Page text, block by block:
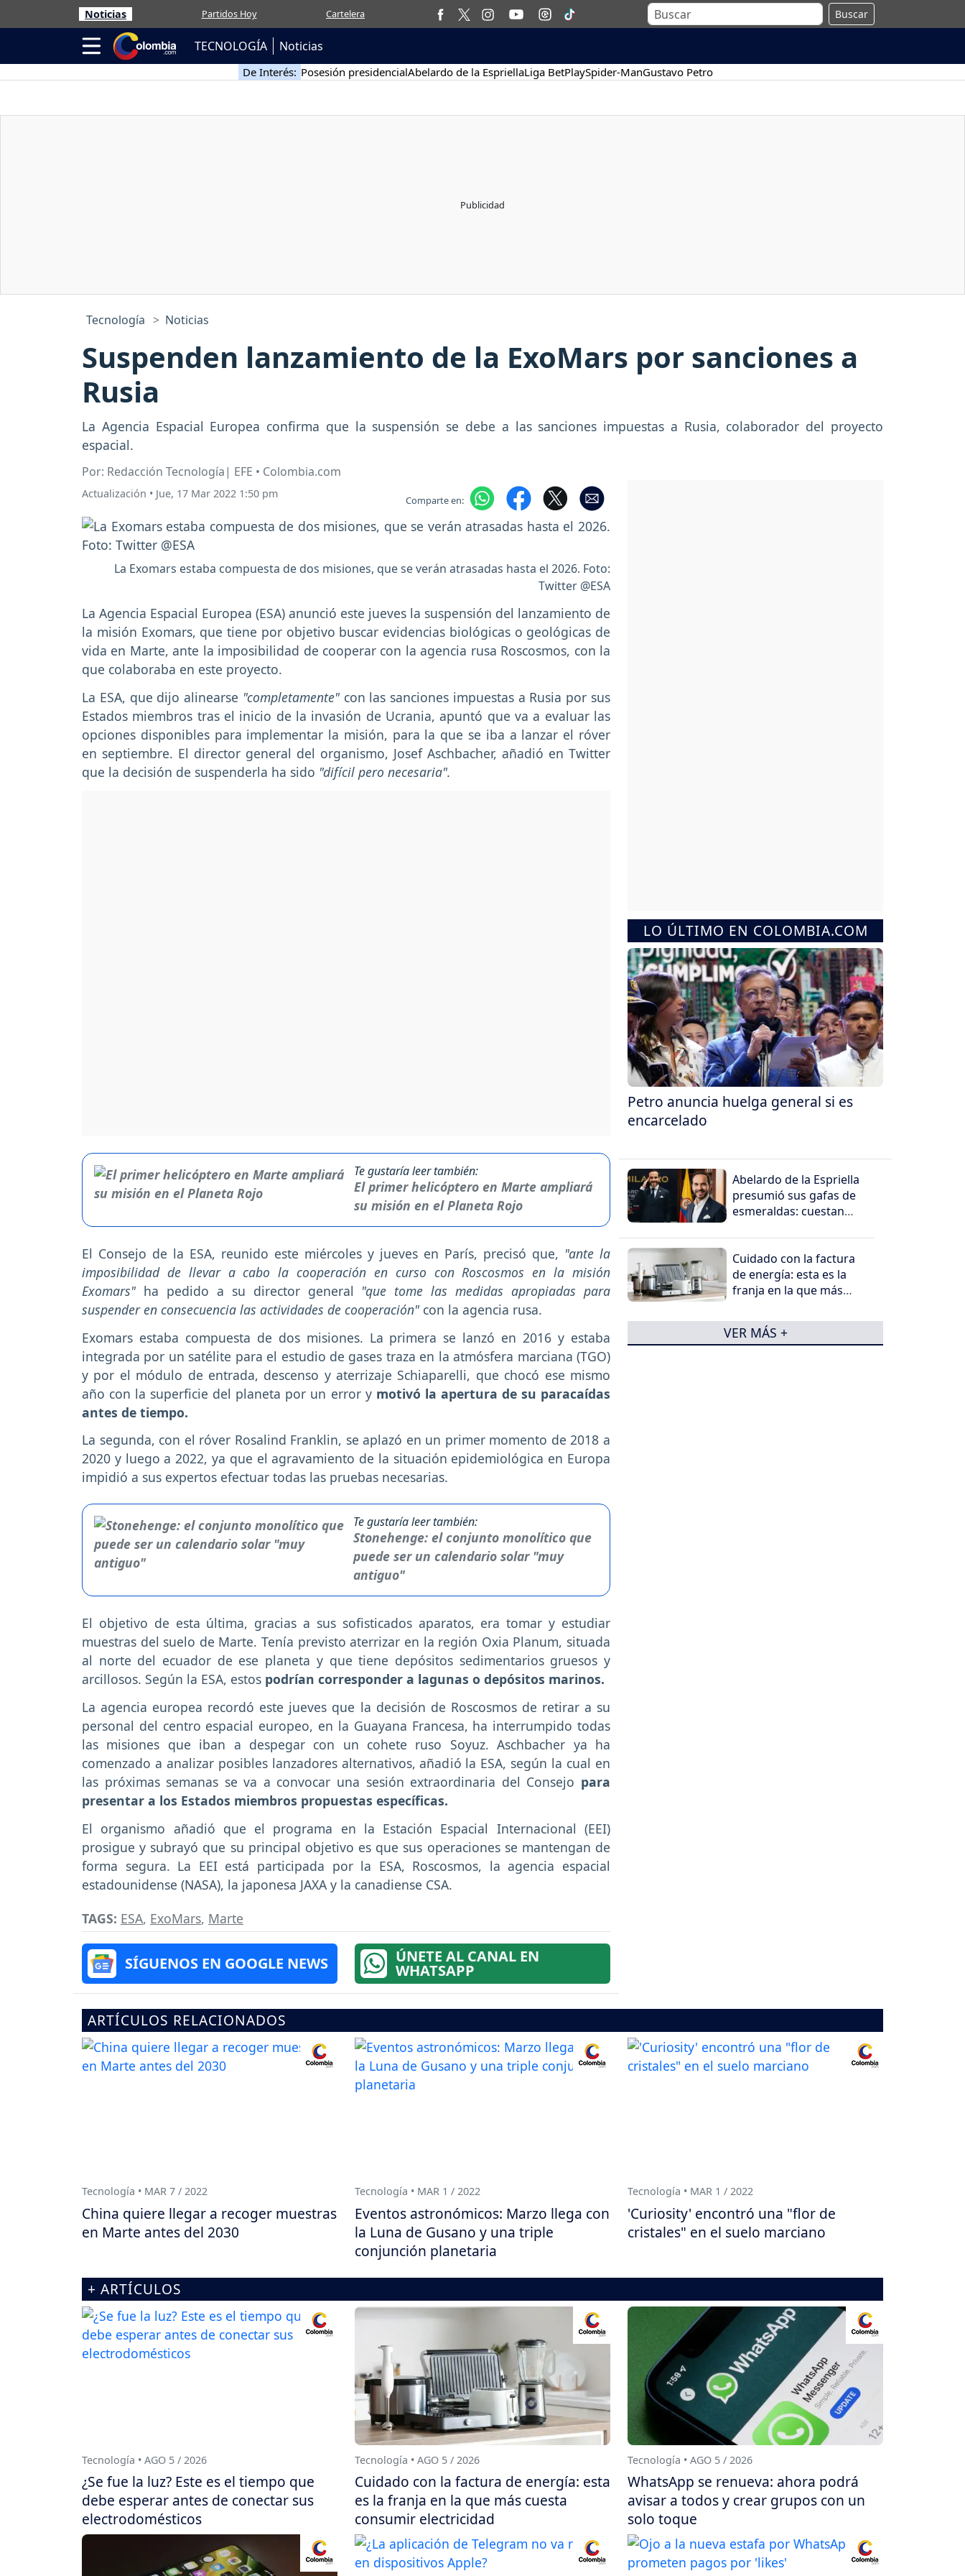
Noticias Partidos Hoy Cartelera Buscar
TECNOLOGÍA Noticias
De Interés: Posesión presidencialAbelardo de la EspriellaLiga BetPlaySpider-ManGustavo Petro
Tecnología Noticias
Suspenden lanzamiento de la ExoMars por sanciones a
Rusia
La Agencia Espacial Europea confirma que la suspensión se debe a las sanciones impuestas a Rusia, colaborador del proyecto
espacial.
Por: Redacción Tecnología| EFE • Colombia.com
Actualización • Jue, 17 Mar 2022 1:50 pm Comparte en:
La Exomars estaba compuesta de dos misiones, que se verán atrasadas hasta el 2026. Foto:
Twitter @ESA
La Agencia Espacial Europea (ESA) anunció este jueves la suspensión del lanzamiento de
la misión Exomars, que tiene por objetivo buscar evidencias biológicas o geológicas de
vida en Marte, ante la imposibilidad de cooperar con la agencia rusa Roscosmos, con la
que colaboraba en este proyecto.
La ESA, que dijo alinearse "completamente" con las sanciones impuestas a Rusia por sus
Estados miembros tras el inicio de la invasión de Ucrania, apuntó que va a evaluar las
opciones disponibles para implementar la misión, para la que se iba a lanzar el róver
en septiembre. El director general del organismo, Josef Aschbacher, añadió en Twitter
que la decisión de suspenderla ha sido "difícil pero necesaria".
Te gustaría leer también:
El primer helicóptero en Marte ampliará
su misión en el Planeta Rojo
El Consejo de la ESA, reunido este miércoles y jueves en París, precisó que, "ante la
imposibilidad de llevar a cabo la cooperación en curso con Roscosmos en la misión
Exomars" ha pedido a su director general "que tome las medidas apropiadas para
suspender en consecuencia las actividades de cooperación" con la agencia rusa.
Exomars estaba compuesta de dos misiones. La primera se lanzó en 2016 y estaba
integrada por un satélite para el estudio de gases traza en la atmósfera marciana (TGO)
y por el módulo de entrada, descenso y aterrizaje Schiaparelli, que chocó ese mismo
año con la superficie del planeta por un error y motivó la apertura de su paracaídas
antes de tiempo.
La segunda, con el róver Rosalind Franklin, se aplazó en un primer momento de 2018 a
2020 y luego a 2022, ya que el agravamiento de la situación epidemiológica en Europa
impidió a sus expertos efectuar todas las pruebas necesarias.
Te gustaría leer también:
Stonehenge: el conjunto monolítico que
puede ser un calendario solar "muy
antiguo"
El objetivo de esta última, gracias a sus sofisticados aparatos, era tomar y estudiar
muestras del suelo de Marte. Tenía previsto aterrizar en la región Oxia Planum, situada
al norte del ecuador de ese planeta y que tiene depósitos sedimentarios gruesos y
arcillosos. Según la ESA, estos podrían corresponder a lagunas o depósitos marinos.
La agencia europea recordó este jueves que la decisión de Roscosmos de retirar a su
personal del centro espacial europeo, en la Guayana Francesa, ha interrumpido todas
las misiones que iban a despegar con un cohete ruso Soyuz. Aschbacher ya ha
comenzado a analizar posibles lanzadores alternativos, añadió la ESA, según la cual en
las próximas semanas se va a convocar una sesión extraordinaria del Consejo para
presentar a los Estados miembros propuestas específicas.
El organismo añadió que el programa en la Estación Espacial Internacional (EEI)
prosigue y subrayó que su principal objetivo es que sus operaciones se mantengan de
forma segura. La EEI está participada por la ESA, Roscosmos, la agencia espacial
estadounidense (NASA), la japonesa JAXA y la canadiense CSA.
TAGS: ESA, ExoMars, Marte
SÍGUENOS EN GOOGLE NEWS ÚNETE AL CANAL EN
WHATSAPP
LO ÚLTIMO EN COLOMBIA.COM
Petro anuncia huelga general si es
encarcelado
Abelardo de la Espriella
presumió sus gafas de
esmeraldas: cuestan
Cuidado con la factura
de energía: esta es la
franja en la que más
electricidad
VER MÁS +
ARTÍCULOS RELACIONADOS
Tecnología • MAR 7 / 2022
China quiere llegar a recoger muestras
en Marte antes del 2030
Tecnología • MAR 1 / 2022
Eventos astronómicos: Marzo llega con
la Luna de Gusano y una triple
conjunción planetaria
Tecnología • MAR 1 / 2022
'Curiosity' encontró una "flor de
cristales" en el suelo marciano
+ ARTÍCULOS
Tecnología • AGO 5 / 2026
¿Se fue la luz? Este es el tiempo que
debe esperar antes de conectar sus
electrodomésticos
Tecnología • AGO 5 / 2026
Cuidado con la factura de energía: esta
es la franja en la que más cuesta
consumir electricidad
Tecnología • AGO 5 / 2026
WhatsApp se renueva: ahora podrá
avisar a todos y crear grupos con un
solo toque